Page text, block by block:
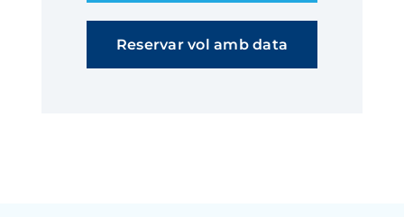
Reservar vol amb data